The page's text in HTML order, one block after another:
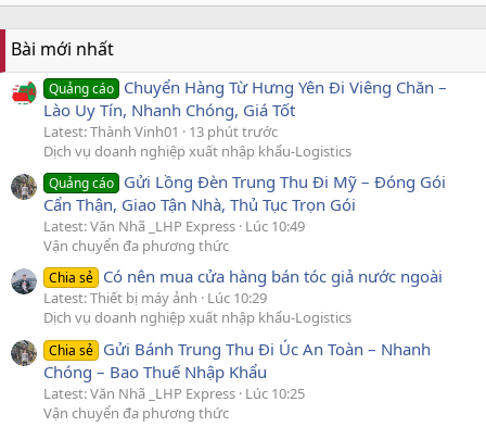
Bài mới nhất
Quảng cáo Chuyển Hàng Từ Hưng Yên Đi Viêng Chăn –
Lào Uy Tín, Nhanh Chóng, Giá Tốt
Latest: Thành Vinh01
13 phút trước
Dịch vụ doanh nghiệp xuất nhập khẩu-Logistics
Quảng cáo Gửi Lồng Đèn Trung Thu Đi Mỹ – Đóng Gói
Cẩn Thận, Giao Tận Nhà, Thủ Tục Trọn Gói
Latest: Văn Nhã _LHP Express Lúc 10:49
Vận chuyển đa phương thức
Chia sẻ Có nên mua cửa hàng bán tóc giả nước ngoài
Latest: Thiết bị máy ảnh
Lúc 10:29
Dịch vụ doanh nghiệp xuất nhập khẩu-Logistics
Chia sẻ Gửi Bánh Trung Thu Đi Úc An Toàn – Nhanh
Chóng – Bao Thuế Nhập Khẩu
Latest: Văn Nhã _LHP Express Lúc 10:25
Vận chuyển đa phương thức